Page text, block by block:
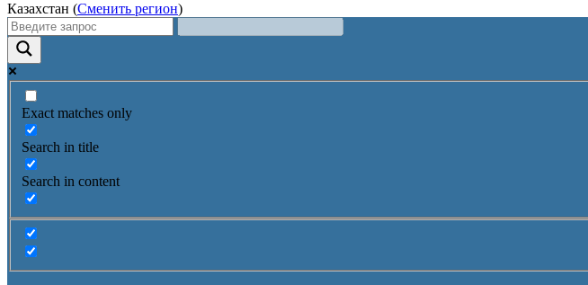
Казахстан (Сменить регион)
Exact matches only
Search in title
Search in content